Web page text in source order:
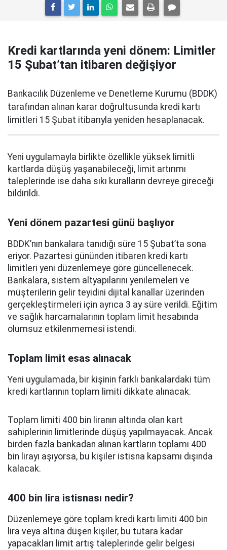
Kredi kartlarında yeni dönem: Limitler
15 Şubat’tan itibaren değişiyor
Bankacılık Düzenleme ve Denetleme Kurumu (BDDK)
tarafından alınan karar doğrultusunda kredi kartı
limitleri 15 Şubat itibarıyla yeniden hesaplanacak.
Yeni uygulamayla birlikte özellikle yüksek limitli
kartlarda düşüş yaşanabileceği, limit artırımı
taleplerinde ise daha sıkı kuralların devreye gireceği
bildirildi.
Yeni dönem pazartesi günü başlıyor
BDDK’nın bankalara tanıdığı süre 15 Şubat’ta sona
eriyor. Pazartesi gününden itibaren kredi kartı
limitleri yeni düzenlemeye göre güncellenecek.
Bankalara, sistem altyapılarını yenilemeleri ve
müşterilerin gelir teyidini dijital kanallar üzerinden
gerçekleştirmeleri için ayrıca 3 ay süre verildi. Eğitim
ve sağlık harcamalarının toplam limit hesabında
olumsuz etkilenmemesi istendi.
Toplam limit esas alınacak
Yeni uygulamada, bir kişinin farklı bankalardaki tüm
kredi kartlarının toplam limiti dikkate alınacak.
Toplam limiti 400 bin liranın altında olan kart
sahiplerinin limitlerinde düşüş yapılmayacak. Ancak
birden fazla bankadan alınan kartların toplamı 400
bin lirayı aşıyorsa, bu kişiler istisna kapsamı dışında
kalacak.
400 bin lira istisnası nedir?
Düzenlemeye göre toplam kredi kartı limiti 400 bin
lira veya altına düşen kişiler, bu tutara kadar
yapacakları limit artış taleplerinde gelir belgesi